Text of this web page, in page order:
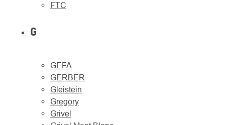
FTC
G
GEFA
GERBER
Gleistein
Gregory
Grivel